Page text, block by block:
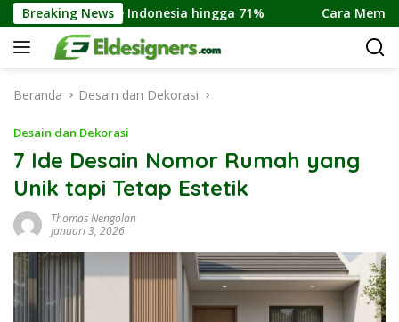
Langsung
ke
konten
Breaking News
Indonesia hingga 71% Cara Membeli Rumah Indent
Beranda Desain dan Dekorasi
Desain dan Dekorasi
7 Ide Desain Nomor Rumah yang
Unik tapi Tetap Estetik
Thomas Nengolan
Januari 3, 2026